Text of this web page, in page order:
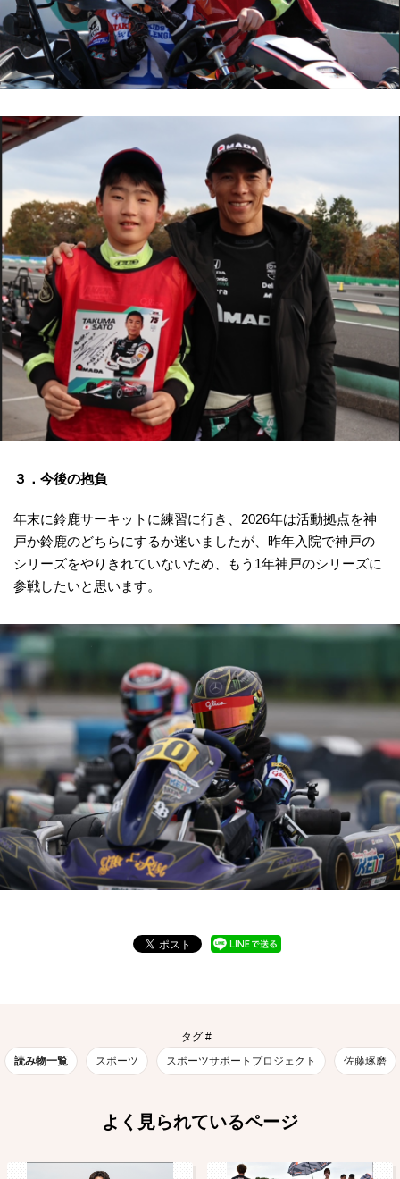
３．今後の抱負
年末に鈴鹿サーキットに練習に行き、2026年は活動拠点を神
戸か鈴鹿のどちらにするか迷いましたが、昨年入院で神戸の
シリーズをやりきれていないため、もう1年神戸のシリーズに
参戦したいと思います。
タグ #
読み物一覧
スポーツ スポーツサポートプロジェクト 佐藤琢磨
よく見られているページ